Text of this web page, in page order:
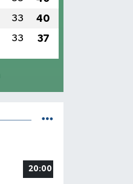
33 40
33 37
20:00